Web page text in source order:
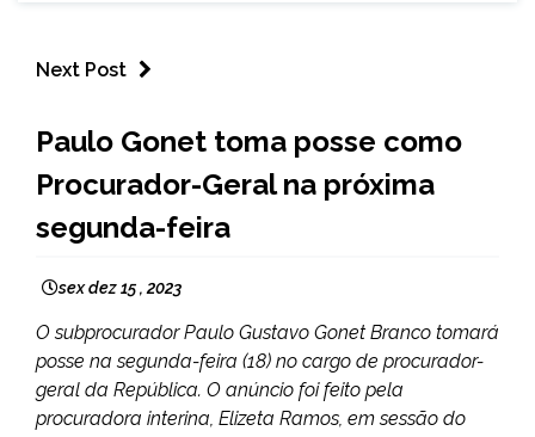
Next Post
NOTÍCIAS
Paulo Gonet toma posse como
Procurador-Geral na próxima
segunda-feira
sex dez 15 , 2023
O subprocurador Paulo Gustavo Gonet Branco tomará
posse na segunda-feira (18) no cargo de procurador-
geral da República. O anúncio foi feito pela
procuradora interina, Elizeta Ramos, em sessão do